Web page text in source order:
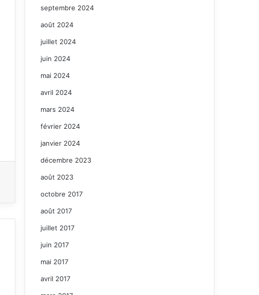
septembre 2024
août 2024
juillet 2024
juin 2024
mai 2024
avril 2024
mars 2024
février 2024
janvier 2024
décembre 2023
août 2023
octobre 2017
août 2017
juillet 2017
juin 2017
mai 2017
avril 2017